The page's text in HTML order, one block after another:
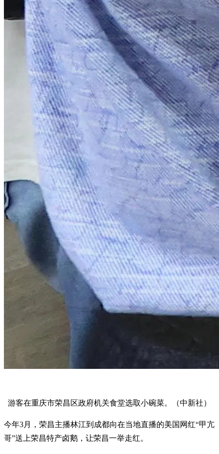
游客在重庆市荣昌区政府机关食堂选取小碗菜。（中新社）
今年3月，荣昌主播林江到成都向在当地直播的美国网红“甲亢
哥”送上荣昌特产卤鹅，让荣昌一举走红。